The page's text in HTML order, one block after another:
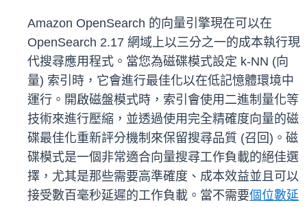
Amazon OpenSearch 的向量引擎現在可以在
OpenSearch 2.17 網域上以三分之一的成本執行現
代搜尋應用程式。當您為磁碟模式設定 k-NN (向
量) 索引時，它會進行最佳化以在低記憶體環境中
運行。開啟磁盤模式時，索引會使用二進制量化等
技術來進行壓縮，並透過使用完全精確度向量的磁
碟最佳化重新評分機制來保留搜尋品質 (召回)。磁
碟模式是一個非常適合向量搜尋工作負載的絕佳選
擇，尤其是那些需要高準確度、成本效益並且可以
接受數百毫秒延遲的工作負載。當不需要個位數延